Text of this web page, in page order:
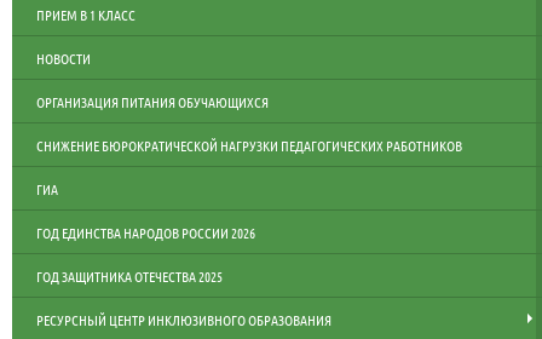
ПРИЕМ В 1 КЛАСС
НОВОСТИ
ОРГАНИЗАЦИЯ ПИТАНИЯ ОБУЧАЮЩИХСЯ
СНИЖЕНИЕ БЮРОКРАТИЧЕСКОЙ НАГРУЗКИ ПЕДАГОГИЧЕСКИХ РАБОТНИКОВ
ГИА
ГОД ЕДИНСТВА НАРОДОВ РОССИИ 2026
ГОД ЗАЩИТНИКА ОТЕЧЕСТВА 2025
РЕСУРСНЫЙ ЦЕНТР ИНКЛЮЗИВНОГО ОБРАЗОВАНИЯ